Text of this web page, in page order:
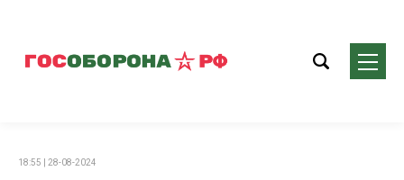
18:55 | 28-08-2024